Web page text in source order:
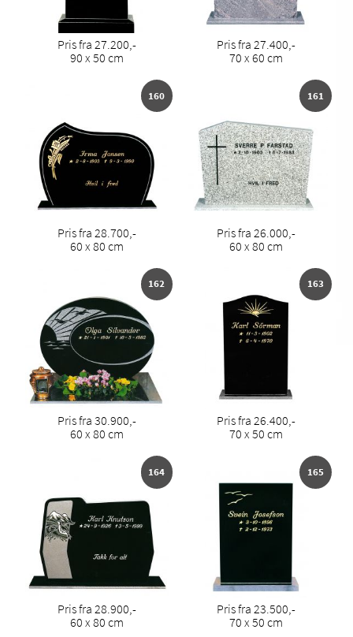
Pris fra 27.200,-
90 x 50 cm
Pris fra 27.400,-
70 x 60 cm
160
Pris fra 28.700,-
60 x 80 cm
161
Pris fra 26.000,-
60 x 80 cm
162
Pris fra 30.900,-
60 x 80 cm
163
Pris fra 26.400,-
70 x 50 cm
164
Pris fra 28.900,-
60 x 80 cm
165
Pris fra 23.500,-
70 x 50 cm